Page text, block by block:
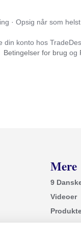
· Opsig når som
din konto hos
Betingelser for brug og
Mere
9
Videoer